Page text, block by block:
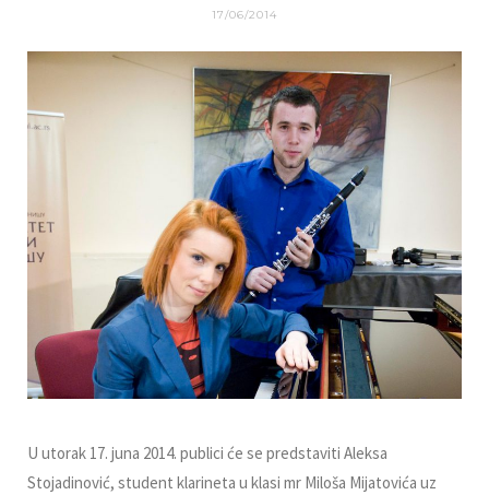
17/06/2014
U utorak 17. juna 2014. publici će se predstaviti Aleksa
Stojadinović, student klarineta u klasi mr Miloša Mijatovića uz